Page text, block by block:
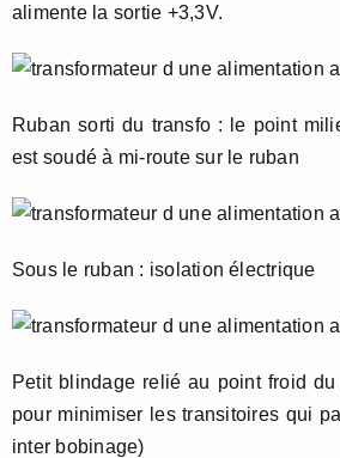
alimente la sortie +3,3V.
Ruban sorti du transfo : le point
est soudé à mi-route sur le ruban
Sous le ruban : isolation électrique
Petit blindage relié au point froid
pour minimiser les transitoires qui
inter bobinage)